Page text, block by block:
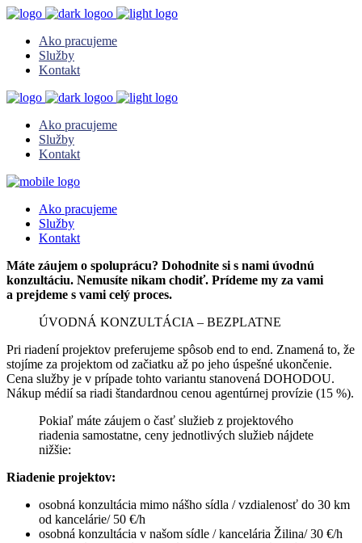
Ako pracujeme
Služby
Kontakt
Ako pracujeme
Služby
Kontakt
Ako pracujeme
Služby
Kontakt
Máte záujem o spoluprácu? Dohodnite si s nami úvodnú
konzultáciu. Nemusíte nikam chodiť. Prídeme my za vami
a prejdeme s vami celý proces.
ÚVODNÁ KONZULTÁCIA – BEZPLATNE
Pri riadení projektov preferujeme spôsob end to end. Znamená to, že
stojíme za projektom od začiatku až po jeho úspešné ukončenie.
Cena služby je v prípade tohto variantu stanovená DOHODOU.
Nákup médií sa riadi štandardnou cenou agentúrnej provízie (15 %).
Pokiaľ máte záujem o časť služieb z projektového
riadenia samostatne, ceny jednotlivých služieb nájdete
nižšie:
Riadenie projektov:
osobná konzultácia mimo nášho sídla / vzdialenosť do 30 km
od kancelárie/ 50 €/h
osobná konzultácia v našom sídle / kancelária Žilina/ 30 €/h